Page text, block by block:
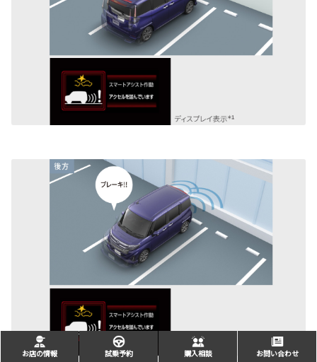
お店の情報 試乗予約 購入相談 お問い合わせ